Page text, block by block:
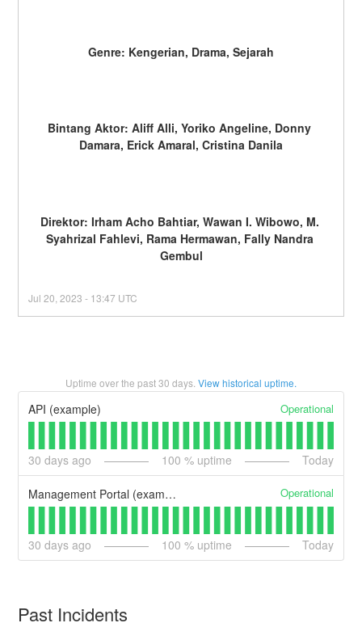
Genre: Kengerian, Drama, Sejarah
Bintang Aktor: Aliff Alli, Yoriko Angeline, Donny
Damara, Erick Amaral, Cristina Danila
Direktor: Irham Acho Bahtiar, Wawan I. Wibowo, M.
Syahrizal Fahlevi, Rama Hermawan, Fally Nandra
Gembul
Jul20 ,2023 - 13:47 UTC
Uptime over the past30 days. View historical uptime.
API (example) Operational
30 days ago 100 % uptime Today
Management Portal (example) Operational
30 days ago 100 % uptime Today
Past Incidents